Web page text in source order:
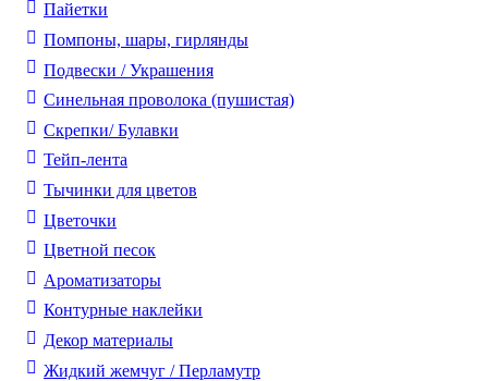
Пайетки
Помпоны, шары, гирлянды
Подвески / Украшения
Синельная проволока (пушистая)
Скрепки/ Булавки
Тейп-лента
Тычинки для цветов
Цветочки
Цветной песок
Ароматизаторы
Контурные наклейки
Декор материалы
Жидкий жемчуг / Перламутр